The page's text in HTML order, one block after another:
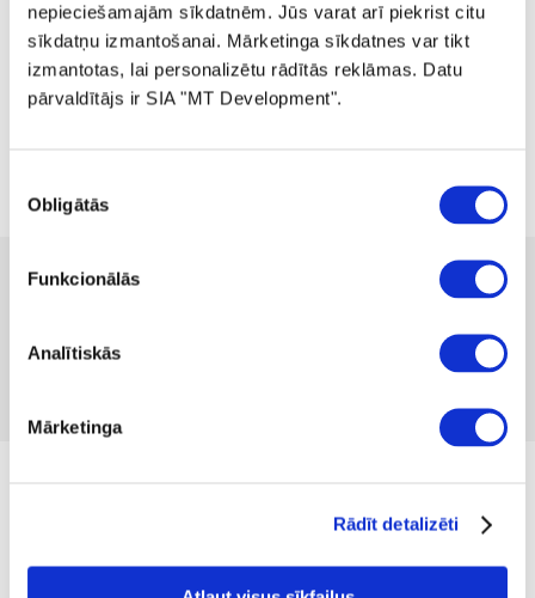
nepieciešamajām sīkdatnēm. Jūs varat arī piekrist citu
sīkdatņu izmantošanai. Mārketinga sīkdatnes var tikt
izmantotas, lai personalizētu rādītās reklāmas. Datu
pārvaldītājs ir SIA "MT Development".
izvēle
Obligātās
Funkcionālās
Analītiskās
Mārketinga
Rādīt detalizēti
15.99
Nav atsauksmju